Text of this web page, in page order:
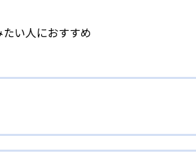
い人におすすめ